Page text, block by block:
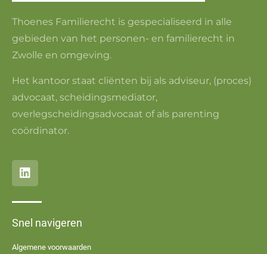
Thoenes Familierecht is gespecialiseerd in alle
gebieden van het personen- en familierecht in
Zwolle en omgeving.
Het kantoor staat cliënten bij als adviseur, (proces)
advocaat, scheidingsmediator,
overlegscheidingsadvocaat of als parenting
coördinator.
Snel navigeren
Algemene voorwaarden